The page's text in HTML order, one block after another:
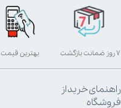
بهترین قیمت ۷ روز ضمانت بازگشت
راهنمای خرید از
فروشگاه